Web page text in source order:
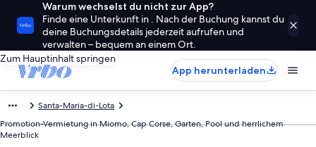
Warum wechselst du nicht zur App?
Finde eine Unterkunft in . Nach der Buchung kannst du
deine Buchungsdetails jederzeit aufrufen und
verwalten – bequem an einem Ort.
Zum Hauptinhalt springen
App herunterladen
Santa-Maria-di-Lota
Promotion-Vermietung in Miomo, Cap Corse, Garten, Pool und herrlichem
Meerblick